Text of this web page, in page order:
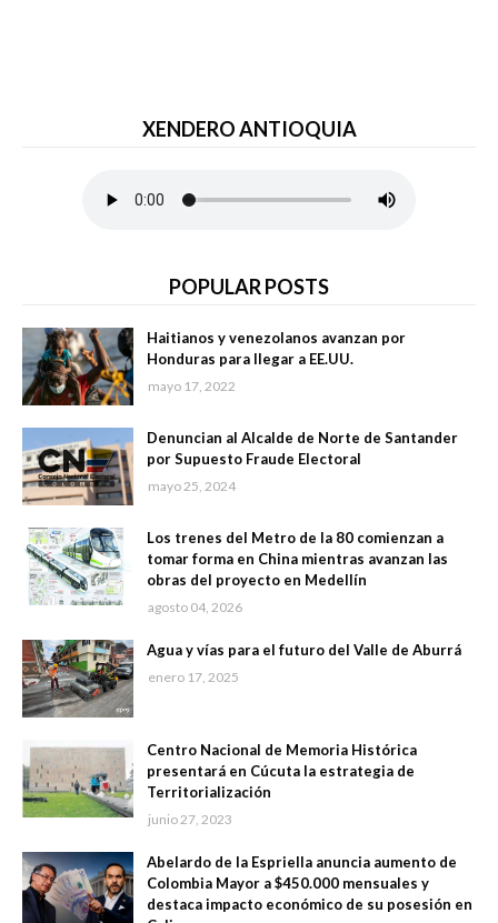
XENDERO ANTIOQUIA
POPULAR POSTS
Haitianos y venezolanos avanzan por
Honduras para llegar a EE.UU.
mayo 17, 2022
Denuncian al Alcalde de Norte de Santander
por Supuesto Fraude Electoral
mayo 25, 2024
Los trenes del Metro de la 80 comienzan a
tomar forma en China mientras avanzan las
obras del proyecto en Medellín
agosto 04, 2026
Agua y vías para el futuro del Valle de Aburrá
enero 17, 2025
Centro Nacional de Memoria Histórica
presentará en Cúcuta la estrategia de
Territorialización
junio 27, 2023
Abelardo de la Espriella anuncia aumento de
Colombia Mayor a $450.000 mensuales y
destaca impacto económico de su posesión en